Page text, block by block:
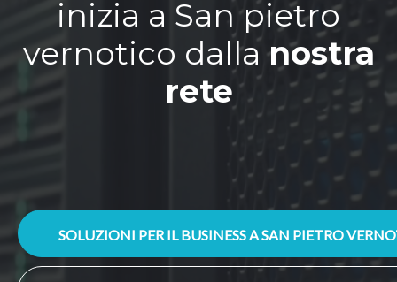
inizia a San pietro
vernotico dallanostra
rete
SOLUZIONI PER IL BUSINESS A SAN PIETRO